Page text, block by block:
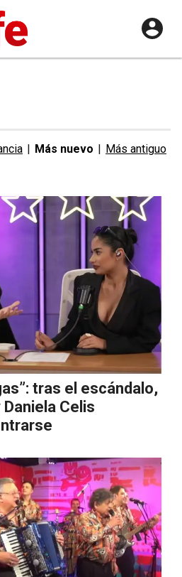
| Más nuevo | Más antiguo
tras el escándalo,
Celis